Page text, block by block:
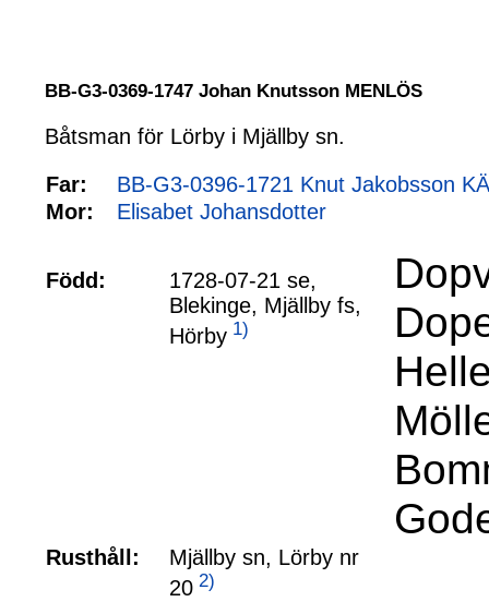
BB-G3-0369-1747 Johan Knutsson MENLÖS
Båtsman för Lörby i Mjällby sn.
Far:
BB-G3-0396-1721 Knut Jakobsson
Mor:
Elisabet Johansdotter
Född:
1728-07-21 se,
Blekinge, Mjällby fs,
Hörby 1)
Rusthåll:
Mjällby sn, Lörby nr
20 2)